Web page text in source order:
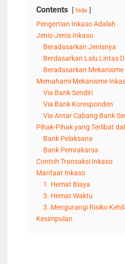
Contents hide
Pengertian Inkaso Adalah
Jenis-Jenis Inkaso
Beradasarkan Jenisnya
Berdasarkan Lalu Lintas
Beradasarkan
Memahami Mekanisme
Via Bank Sendiri
Via Bank Koresponden
Via Antar Cabang Bank
Pihak-Pihak yang Terlibat
Bank Pelaksana
Bank Pemrakarsa
Contoh Transaksi Inkaso
Manfaat Inkaso
1. Hemat Biaya
3. Hemat Waktu
3. Mengurangi Risiko
Kesimpulan